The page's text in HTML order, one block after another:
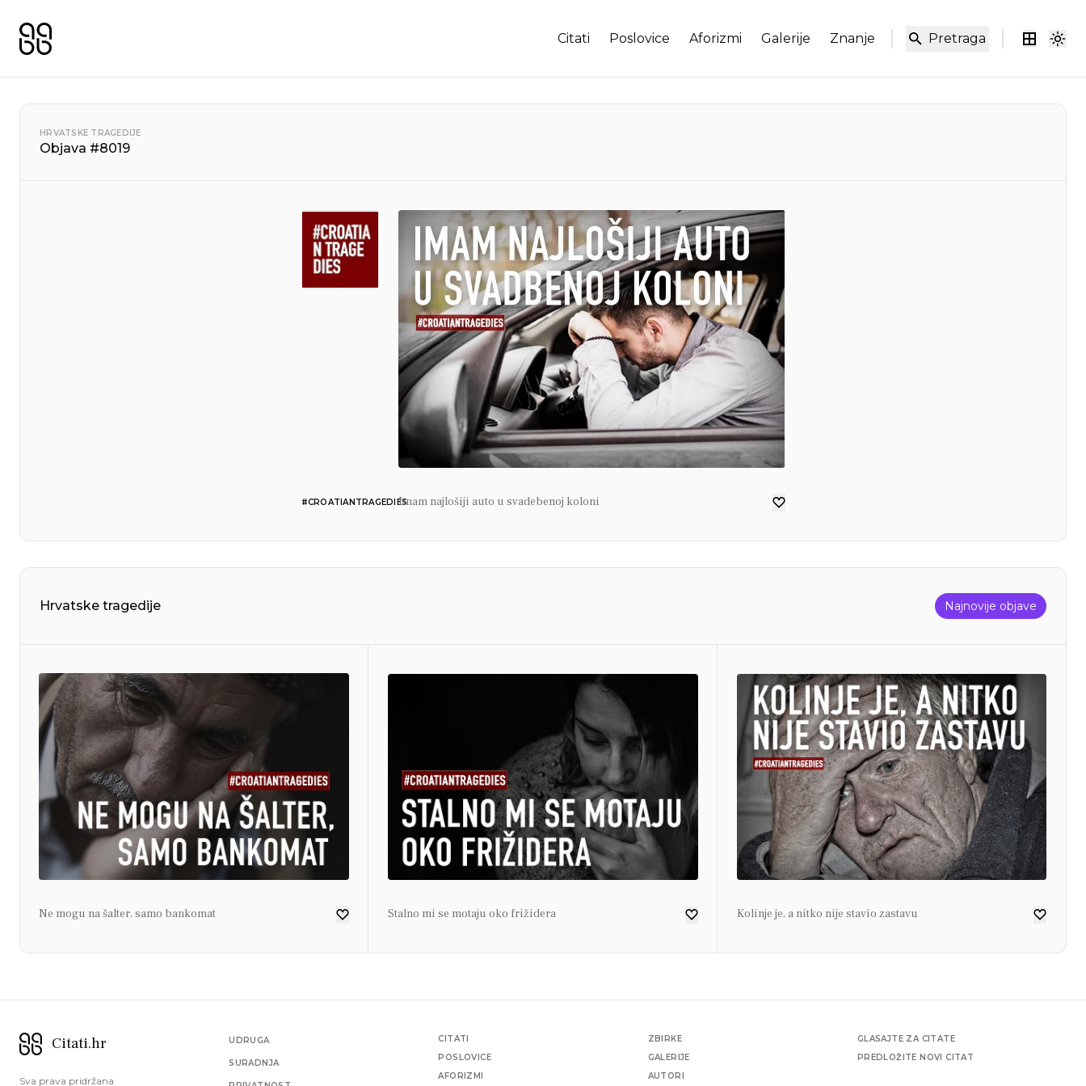
Pretraga
Citati Poslovice Aforizmi Galerije Znanje
HRVATSKE TRAGEDIJE
Objava #8019
#CROATIANTRAGEDIESImam najlošiji auto u svadebenoj koloni
Hrvatske tragedije Najnovije objave
Ne mogu na šalter, samo bankomat Stalno mi se motaju oko frižidera Kolinje je, a nitko nije stavio zastavu
Citati.hr
Sva prava pridržana
UDRUGA
SURADNJA
CITATI
POSLOVICE
AFORIZMI
ZBIRKE
GALERIJE
AUTORI
GLASAJTE ZA CITATE
PREDLOŽITE NOVI CITAT